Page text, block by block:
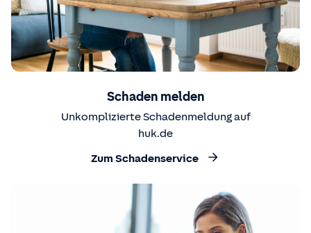
Schaden melden
Unkomplizierte Schadenmeldung auf
huk.de
Zum Schadenservice